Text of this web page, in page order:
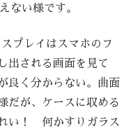
ない様です。
プレイはスマホのフ
出される画面を見て
良く分からない。曲面
だが、ケースに収める
い！ 何かすりガラス